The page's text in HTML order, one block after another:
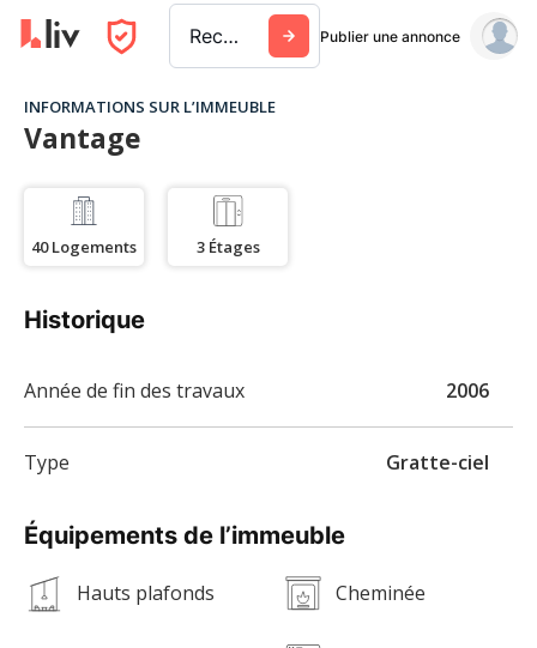
Rechercher une ville, un immeuble ou une entreprise Publier une annonce
INFORMATIONS SUR L’IMMEUBLE
Vantage
40 Logements 3 Étages
Équipements de l’immeuble
Hauts plafonds Cheminée
Historique
Année de fin des travaux 2006
Type Gratte-ciel